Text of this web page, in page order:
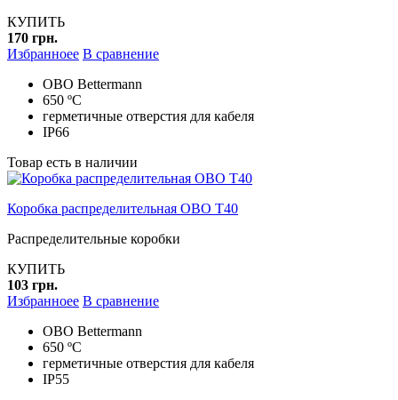
КУПИТЬ
170 грн.
Избранноее В сравнение
ОВО Bettermann
650 ºC
герметичные отверстия для кабеля
IP66
Товар есть в наличии
Коробка распределительная OBO T40
Распределительные коробки
КУПИТЬ
103 грн.
Избранноее В сравнение
ОВО Bettermann
650 ºC
герметичные отверстия для кабеля
IP55